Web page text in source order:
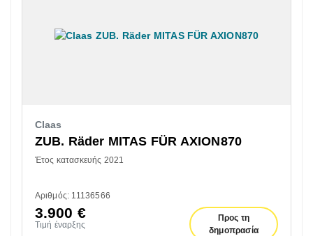
Claas
ZUB. Räder MITAS FÜR AXION870
Έτος κατασκευής 2021
Αριθμός: 11136566
3.900 €
Τιμή έναρξης
Προς τη
δημοπρασία